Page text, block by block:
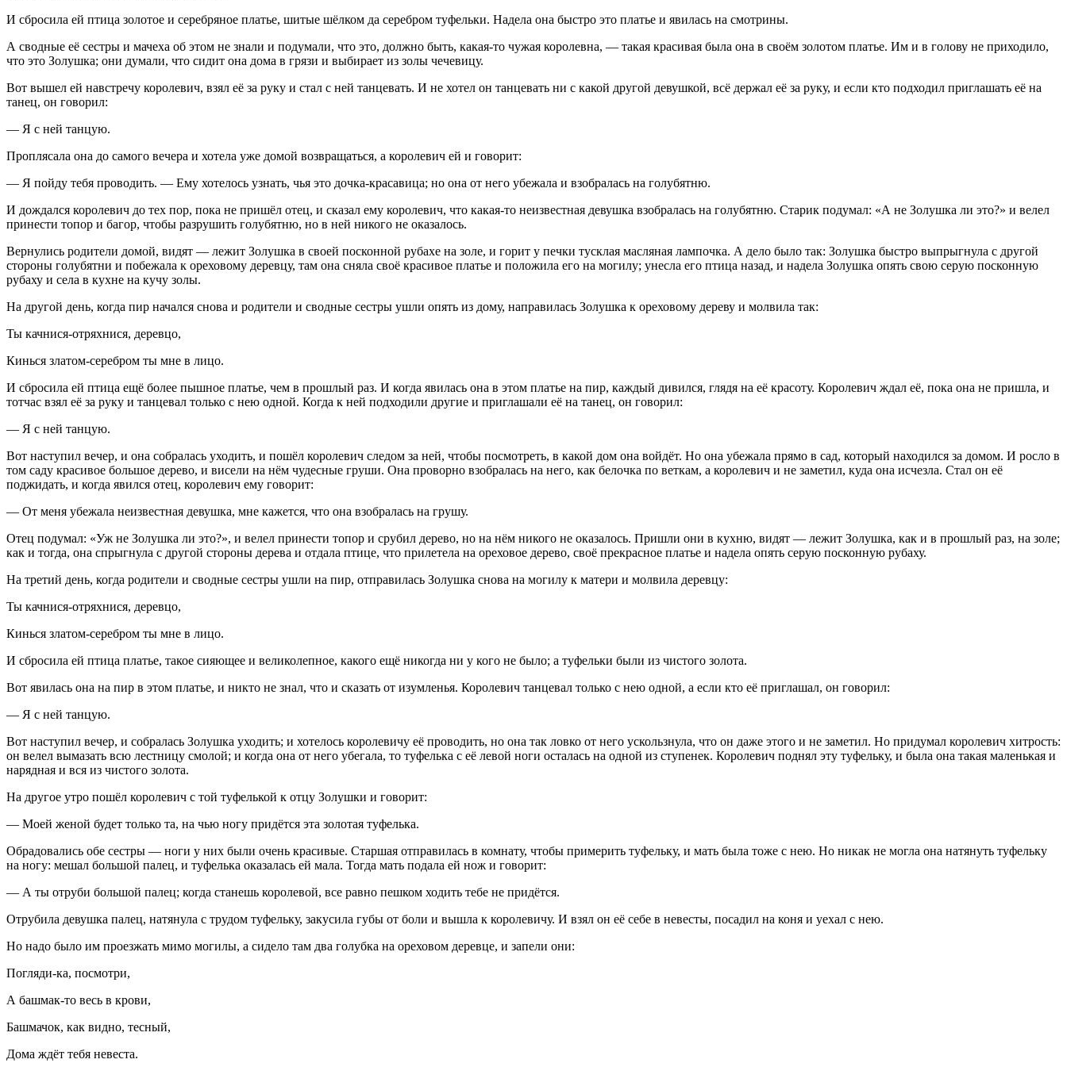
И сбросила ей птица золотое и серебряное платье, шитые шёлком да серебром туфельки. Надела она быстро это платье и явилась на смотрины.
А сводные её сестры и мачеха об этом не знали и подумали, что это, должно быть, какая-то чужая королевна, — такая красивая была она в своём золотом платье. Им и в голову не приходило,
что это Золушка; они думали, что сидит она дома в грязи и выбирает из золы чечевицу.
Вот вышел ей навстречу королевич, взял её за руку и стал с ней танцевать. И не хотел он танцевать ни с какой другой девушкой, всё держал её за руку, и если кто подходил приглашать её на
танец, он говорил:
— Я с ней танцую.
Проплясала она до самого вечера и хотела уже домой возвращаться, а королевич ей и говорит:
— Я пойду тебя проводить. — Ему хотелось узнать, чья это дочка-красавица; но она от него убежала и взобралась на голубятню.
И дождался королевич до тех пор, пока не пришёл отец, и сказал ему королевич, что какая-то неизвестная девушка взобралась на голубятню. Старик подумал: «А не Золушка ли это?» и велел
принести топор и багор, чтобы разрушить голубятню, но в ней никого не оказалось.
Вернулись родители домой, видят — лежит Золушка в своей посконной рубахе на золе, и горит у печки тусклая масляная лампочка. А дело было так: Золушка быстро выпрыгнула с другой
стороны голубятни и побежала к ореховому деревцу, там она сняла своё красивое платье и положила его на могилу; унесла его птица назад, и надела Золушка опять свою серую посконную
рубаху и села в кухне на кучу золы.
На другой день, когда пир начался снова и родители и сводные сестры ушли опять из дому, направилась Золушка к ореховому дереву и молвила так:
Ты качнися-отряхнися, деревцо,
Кинься златом-серебром ты мне в лицо.
И сбросила ей птица ещё более пышное платье, чем в прошлый раз. И когда явилась она в этом платье на пир, каждый дивился, глядя на её красоту. Королевич ждал её, пока она не пришла, и
тотчас взял её за руку и танцевал только с нею одной. Когда к ней подходили другие и приглашали её на танец, он говорил:
— Я с ней танцую.
Вот наступил вечер, и она собралась уходить, и пошёл королевич следом за ней, чтобы посмотреть, в какой дом она войдёт. Но она убежала прямо в сад, который находился за домом. И росло в
том саду красивое большое дерево, и висели на нём чудесные груши. Она проворно взобралась на него, как белочка по веткам, а королевич и не заметил, куда она исчезла. Стал он её
поджидать, и когда явился отец, королевич ему говорит:
— От меня убежала неизвестная девушка, мне кажется, что она взобралась на грушу.
Отец подумал: «Уж не Золушка ли это?», и велел принести топор и срубил дерево, но на нём никого не оказалось. Пришли они в кухню, видят — лежит Золушка, как и в прошлый раз, на золе;
как и тогда, она спрыгнула с другой стороны дерева и отдала птице, что прилетела на ореховое дерево, своё прекрасное платье и надела опять серую посконную рубаху.
На третий день, когда родители и сводные сестры ушли на пир, отправилась Золушка снова на могилу к матери и молвила деревцу:
Ты качнися-отряхнися, деревцо,
Кинься златом-серебром ты мне в лицо.
И сбросила ей птица платье, такое сияющее и великолепное, какого ещё никогда ни у кого не было; а туфельки были из чистого золота.
Вот явилась она на пир в этом платье, и никто не знал, что и сказать от изумленья. Королевич танцевал только с нею одной, а если кто её приглашал, он говорил:
— Я с ней танцую.
Вот наступил вечер, и собралась Золушка уходить; и хотелось королевичу её проводить, но она так ловко от него ускользнула, что он даже этого и не заметил. Но придумал королевич хитрость:
он велел вымазать всю лестницу смолой; и когда она от него убегала, то туфелька с её левой ноги осталась на одной из ступенек. Королевич поднял эту туфельку, и была она такая маленькая и
нарядная и вся из чистого золота.
На другое утро пошёл королевич с той туфелькой к отцу Золушки и говорит:
— Моей женой будет только та, на чью ногу придётся эта золотая туфелька.
Обрадовались обе сестры — ноги у них были очень красивые. Старшая отправилась в комнату, чтобы примерить туфельку, и мать была тоже с нею. Но никак не могла она натянуть туфельку
на ногу: мешал большой палец, и туфелька оказалась ей мала. Тогда мать подала ей нож и говорит:
— А ты отруби большой палец; когда станешь королевой, все равно пешком ходить тебе не придётся.
Отрубила девушка палец, натянула с трудом туфельку, закусила губы от боли и вышла к королевичу. И взял он её себе в невесты, посадил на коня и уехал с нею.
Но надо было им проезжать мимо могилы, а сидело там два голубка на ореховом деревце, и запели они:
Погляди-ка, посмотри,
А башмак-то весь в крови,
Башмачок, как видно, тесный,
Дома ждёт тебя невеста.